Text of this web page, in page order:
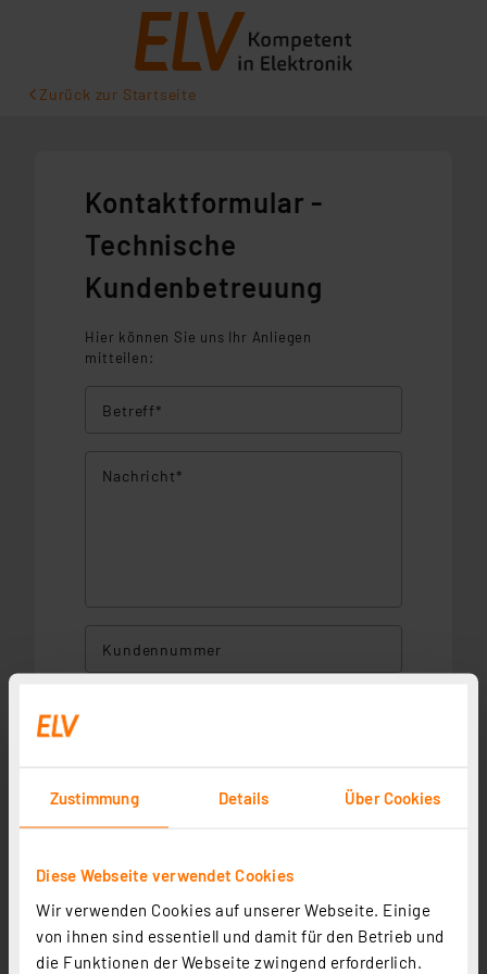
Zustimmung Details Über Cookies
Diese Webseite verwendet Cookies
Wir verwenden Cookies auf unserer Webseite. Einige
von ihnen sind essentiell und damit für den Betrieb und
die Funktionen der Webseite zwingend erforderlich.
Zurück zur Startseite
Kontaktformular -
Technische
Kundenbetreuung
Hier können Sie uns Ihr Anliegen
mitteilen:
Betreff*
Nachricht*
Kundennummer
Divers
keine Angabe
Firma/Bildungseinrichtung